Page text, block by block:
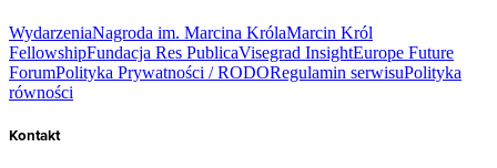
WydarzeniaNagroda im. Marcina KrólaMarcin Król
FellowshipFundacja Res PublicaVisegrad InsightEurope Future
ForumPolityka Prywatności / RODORegulamin serwisuPolityka
równości
Kontakt